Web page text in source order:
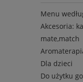
Menu
Akcesoria:
mate,match
Dla dzieci
Do użytku